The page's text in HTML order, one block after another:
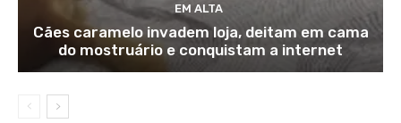
EM ALTA
Cães caramelo invadem loja, deitam em cama
do mostruário e conquistam a internet